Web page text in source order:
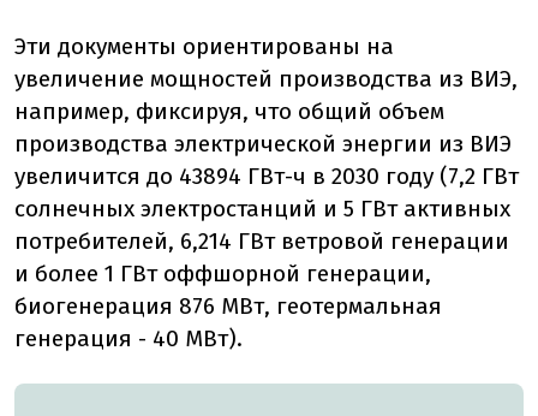
Эти документы ориентированы на
увеличение мощностей производства из ВИЭ,
например, фиксируя, что общий объем
производства электрической энергии из ВИЭ
увеличится до 43894 ГВт-ч в 2030 году (7,2 ГВт
солнечных электростанций и 5 ГВт активных
потребителей, 6,214 ГВт ветровой генерации
и более 1 ГВт оффшорной генерации,
биогенерация 876 МВт, геотермальная
генерация - 40 МВт).